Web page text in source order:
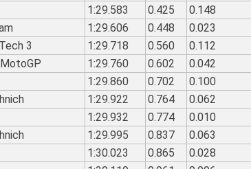
1:29.583 0.425
0.148
1:29.606 0.448
0.023
3 1:29.718 0.560
0.112
1:29.760 0.602
0.042
1:29.860 0.702
0.100
1:29.922 0.764
0.062
1:29.932 0.774
0.010
1:29.995 0.837
0.063
1:30.023 0.865
0.028